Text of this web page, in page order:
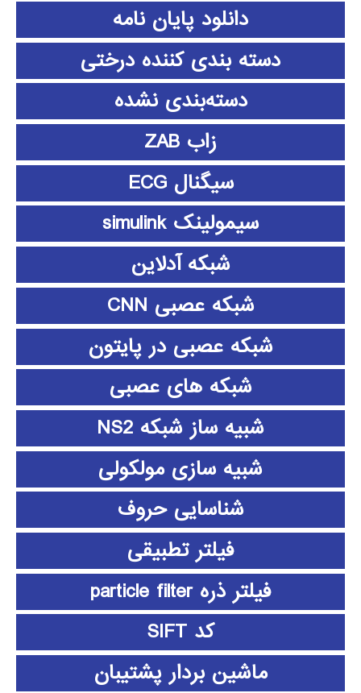
دانلود پايان نامه
دسته بندی کننده درختی
دسته‌بندی نشده
زاب ZAB
سیگنال ECG
سیمولینک simulink
شبکه آدلاین
شبکه عصبی CNN
شبکه عصبی در پایتون
شبکه های عصبی
شبیه ساز شبکه NS2
شبیه سازی مولکولی
شناسایی حروف
فیلتر تطبیقی
فیلتر ذره particle filter
کد SIFT
ماشین بردار پشتیبان